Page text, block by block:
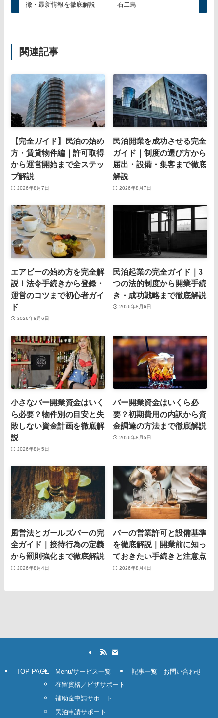
徴・最新情報を徹底解説
石二鳥
関連記事
【完全ガイド】民泊の始め
方・賃貸物件編｜許可取得
から運営開始まで全ステッ
プ解説
2026年8月7日
民泊開業を成功させる完全
ガイド｜制度の選び方から
届出・設備・集客まで徹底
解説
2026年8月7日
エアビーの始め方を完全解
説！法令手続きから登録・
運営のコツまで初心者ガイ
ド
2026年8月6日
民泊起業の完全ガイド｜3
つの法的制度から開業手続
き・成功戦略まで徹底解説
2026年8月6日
小さなバー開業資金はいく
ら必要？物件別の目安と失
敗しない資金計画を徹底解
説
2026年8月5日
バー開業資金はいくら必
要？初期費用の内訳から資
金調達の方法まで徹底解説
2026年8月5日
風営法とガールズバーの完
全ガイド｜接待行為の定義
から罰則強化まで徹底解説
2026年8月4日
バーの営業許可と設備基準
を徹底解説｜開業前に知っ
ておきたい手続きと注意点
2026年8月4日
TOP PAGE
Menu/サービス一覧
在留資格／ビザサポート
補助金申請サポート
民泊申請サポート
記事一覧 お問い合わせ